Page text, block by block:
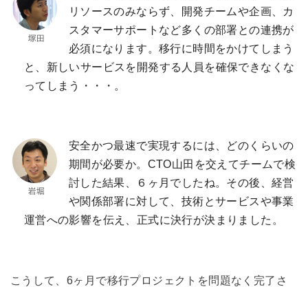
リソースのみならず、開発チームや企画、カ
スタマーサポートなど多くの部署との連携が
必須になります。移行に時間をかけてしまう
と、新しいサービスを開発する人員を確保できなくな
ってしまう・・・。
安全かつ最速で実現するには、どのくらいの
期間が必要か。CTO山田を交えてチームで検
討した結果、６ヶ月でしたね。その後、経営
や関係部署に対して、技術とサービスや事業
運営への影響を伝え、正式に決行が決まりました。
こうして、6ヶ月で移行プロジェクトを問題なく完了さ